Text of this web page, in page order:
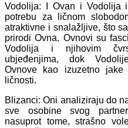
Vodolija: I Ovan i Vodolija
potrebu za ličnom
atraktivne i snalažljive, što
prirodi Ovna. Ovnovi su
Vodolija i njihovim
ubjeđenjima, dok
Ovnove kao izuzetno jake
ličnosti.
Blizanci: Oni analiziraju do
sve osobine svog
nasuprot tome, strašno